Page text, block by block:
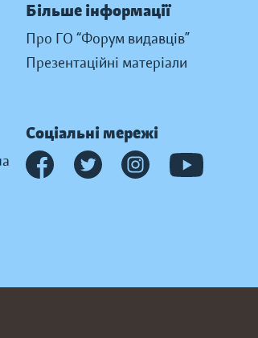
Більше інформації
Про ГО “Форум видавців”
Презентаційні матеріали
Соціальні мережі